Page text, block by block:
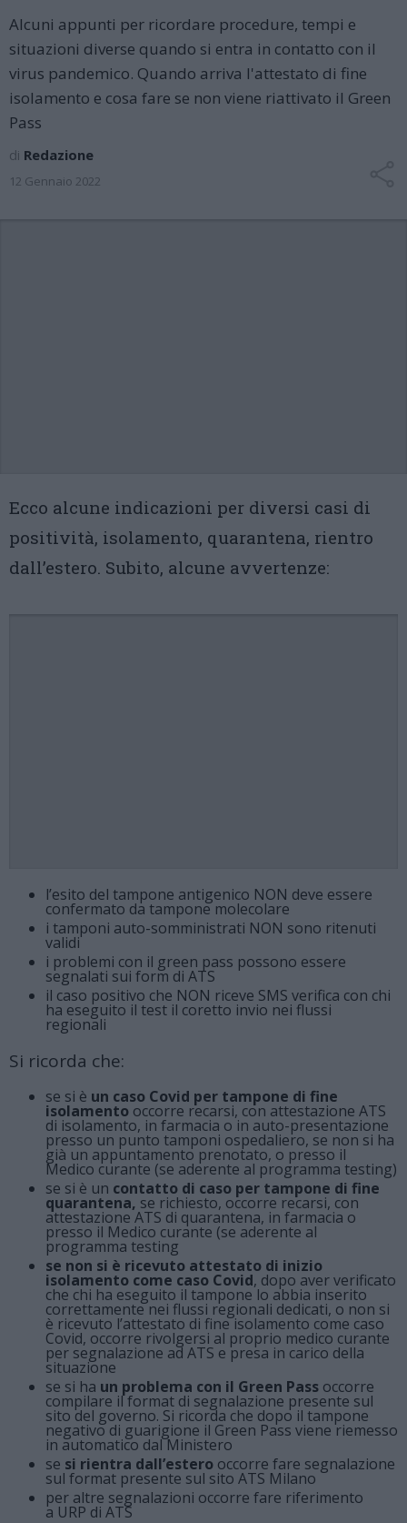
Alcuni appunti per ricordare procedure, tempi e
situazioni diverse quando si entra in contatto con il
virus pandemico. Quando arriva l'attestato di fine
isolamento e cosa fare se non viene riattivato il Green
Pass
di Redazione
12 Gennaio 2022
Ecco alcune indicazioni per diversi casi di
positività, isolamento, quarantena, rientro
dall’estero. Subito, alcune avvertenze:
l’esito del tampone antigenico NON deve essere
confermato da tampone molecolare
i tamponi auto-somministrati NON sono ritenuti
validi
i problemi con il green pass possono essere
segnalati sui form di ATS
il caso positivo che NON riceve SMS verifica con chi
ha eseguito il test il coretto invio nei flussi
regionali
Si ricorda che:
se si è un caso Covid per tampone di fine
isolamento occorre recarsi, con attestazione ATS
di isolamento, in farmacia o in auto-presentazione
presso un punto tamponi ospedaliero, se non si ha
già un appuntamento prenotato, o presso il
Medico curante (se aderente al programma testing)
se si è un contatto di caso per tampone di fine
quarantena, se richiesto, occorre recarsi, con
attestazione ATS di quarantena, in farmacia o
presso il Medico curante (se aderente al
programma testing
se non si è ricevuto attestato di inizio
isolamento come caso Covid, dopo aver verificato
che chi ha eseguito il tampone lo abbia inserito
correttamente nei flussi regionali dedicati, o non si
è ricevuto l’attestato di fine isolamento come caso
Covid, occorre rivolgersi al proprio medico curante
per segnalazione ad ATS e presa in carico della
situazione
se si ha un problema con il Green Pass occorre
compilare ilformat di segnalazione presente sul
sito del governo. Si ricorda che dopo il tampone
negativo di guarigione il Green Pass viene riemesso
in automatico dal Ministero
se si rientra dall’estero occorre fare segnalazione
sul format presente sul sito ATS Milano
per altre segnalazioni occorre fare riferimento
a URP di ATS